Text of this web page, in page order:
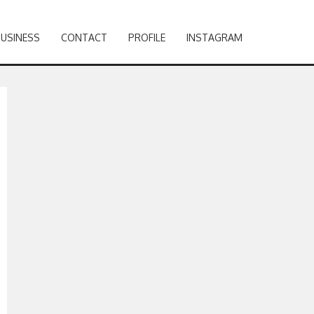
CONTACT PROFILE INSTAGRAM